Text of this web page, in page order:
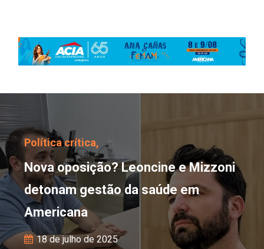
Nova oposição?
Política crítica,
Nova oposição? Leoncine e Mizzoni
detonam gestão da saúde em
Americana
18 de julho de 2025